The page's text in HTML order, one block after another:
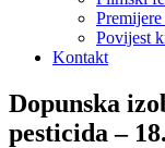
Povijest
Kontakt
Dopunska
pesticida –